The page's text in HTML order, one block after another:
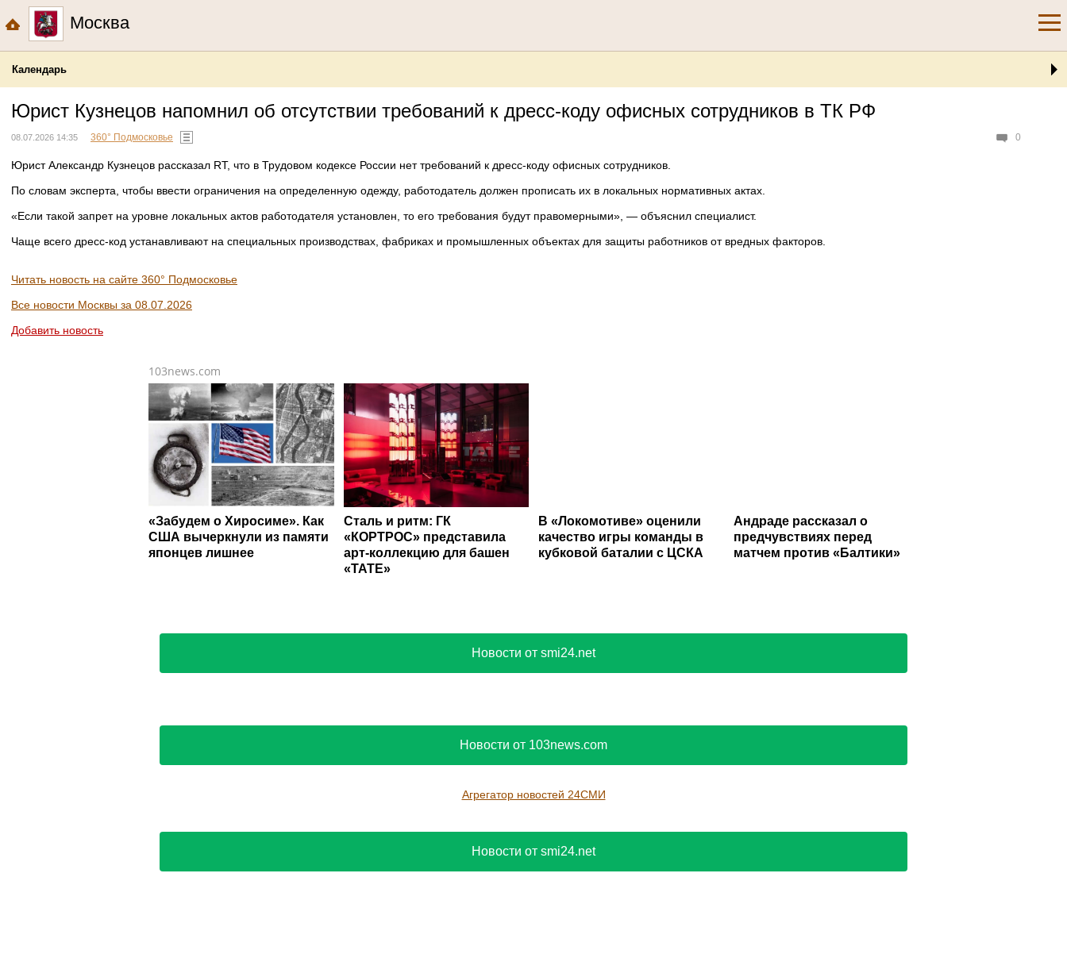
Москва
Календарь
Юрист Кузнецов напомнил об отсутствии требований к дресс-коду офисных сотрудников в ТК РФ
0
08.07.2026 14:35 360° Подмосковье
Юрист Александр Кузнецов рассказал RT, что в Трудовом кодексе России нет требований к дресс-коду офисных сотрудников.
По словам эксперта, чтобы ввести ограничения на определенную одежду, работодатель должен прописать их в локальных нормативных актах.
«Если такой запрет на уровне локальных актов работодателя установлен, то его требования будут правомерными», — объяснил специалист.
Чаще всего дресс-код устанавливают на специальных производствах, фабриках и промышленных объектах для защиты работников от вредных факторов.
Читать новость на сайте 360° Подмосковье
Все новости Москвы за 08.07.2026
Добавить новость
103news.com
«Забудем о Хиросиме». Как
США вычеркнули из памяти
японцев лишнее
Сталь и ритм: ГК
«КОРТРОС» представила
арт-коллекцию для башен
«TATE»
В «Локомотиве» оценили
качество игры команды в
кубковой баталии с ЦСКА
Андраде рассказал о
предчувствиях перед
матчем против «Балтики»
Новости от smi24.net
Новости от 103news.com
Агрегатор новостей 24СМИ
Новости от smi24.net